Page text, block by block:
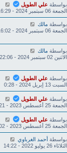
بواسطة علي الطويل
الجمعة 06 سبتمبر 2024 - 16:29
بواسطة مالك
الجمعة 06 سبتمبر 2024 - 16:02
بواسطة مالك
الاثنين 02 سبتمبر 2024 - 22:06
بواسطة علي الطويل
السبت 13 إبريل 2024 - 0:28
بواسطة علي الطويل
الجمعة 25 أغسطس 2023 - 11:21
بواسطة علي الطويل
الجمعة 25 أغسطس 2023 - 11:02
بواسطة أحمد الغرباوي
الثلاثاء 26 يوليو 2022 - 14:22